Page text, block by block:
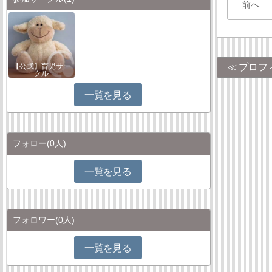
前へ
プロフ
【公式】育児サー
クル
一覧を見る
フォロー(0人)
一覧を見る
フォロワー(0人)
一覧を見る